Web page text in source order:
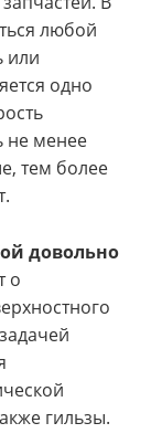
любой
или
одно
не менее
тем более
довольно
о
гильзы.